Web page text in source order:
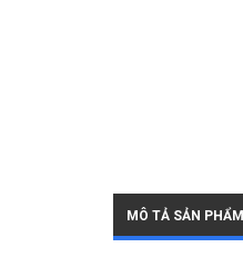
MÔ TẢ SẢN PHẨM